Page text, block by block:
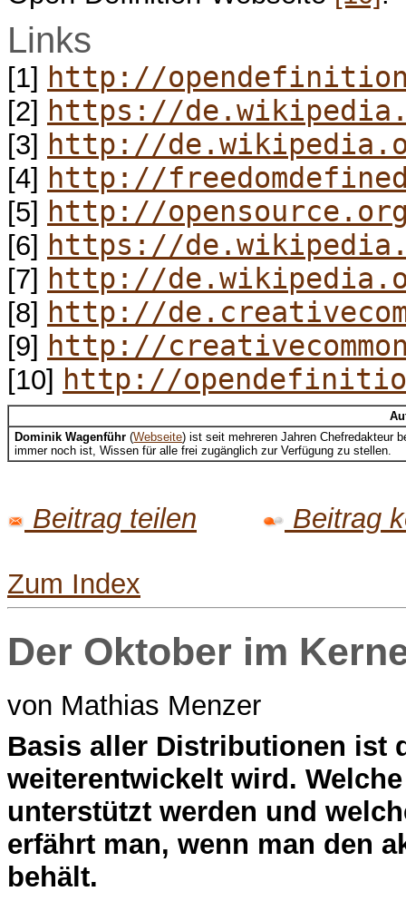
Links
[1] http://
[2] https://
[3] http://
[4] http://
[5] http://
[6] https://
[7] http://
[8] http://
[9] http://
[10] http://
Dominik Wagenführ (Webseite) ist seit mehreren Jahren Chefredakteur
immer noch ist, Wissen für alle frei zugänglich zur Verfügung zu stellen.
Beitrag teilen Beitrag
Zum Index
Der Oktober im
von Mathias Menzer
Basis aller Distributionen ist
weiterentwickelt wird.
unterstützt werden und
erfährt man, wenn man den
behält.